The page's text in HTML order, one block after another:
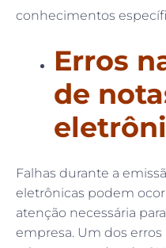
conhecimentos
Erros
de
Falhas durante a
eletrônicas podem
atenção necessária
empresa. Um dos